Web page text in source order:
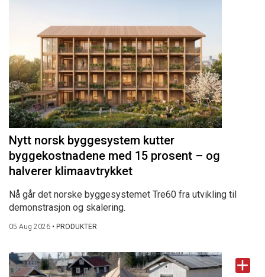
Nytt norsk byggesystem kutter
byggekostnadene med 15 prosent – og
halverer klimaavtrykket
Nå går det norske byggesystemet Tre60 fra utvikling til
demonstrasjon og skalering.
05 Aug 2026 • PRODUKTER